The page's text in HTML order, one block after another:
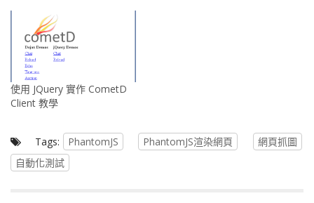
使用 JQuery 實作 CometD
Client 教學
Tags: PhantomJS PhantomJS渲染網頁
網頁抓圖
自動化測試